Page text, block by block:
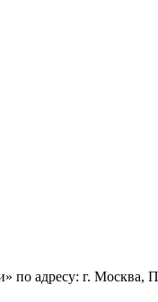
по адресу: г. Москва,